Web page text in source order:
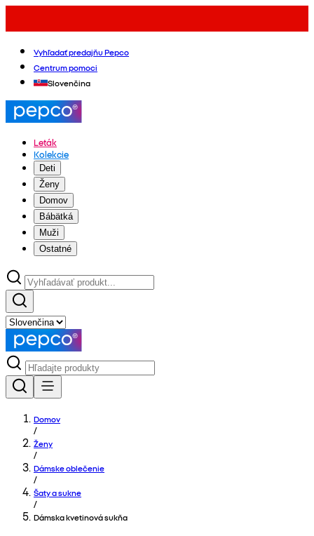
Vyhľadať predajňu Pepco
Centrum pomoci
Slovenčina
Leták
Kolekcie
Deti
Ženy
Domov
Bábätká
Muži
Ostatné
Domov
/
Ženy
/
Dámske oblečenie
/
Šaty a sukne
/
Dámska kvetinová sukňa